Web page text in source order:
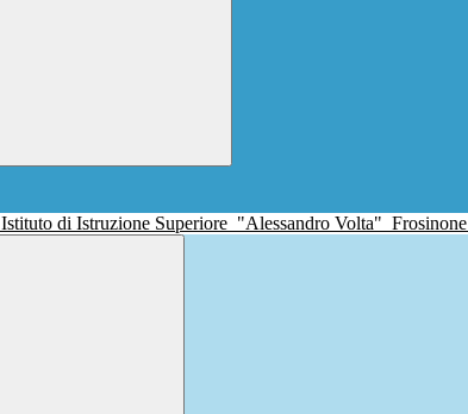
Istituto di Istruzione Superiore "Alessandro Volta" Frosinone